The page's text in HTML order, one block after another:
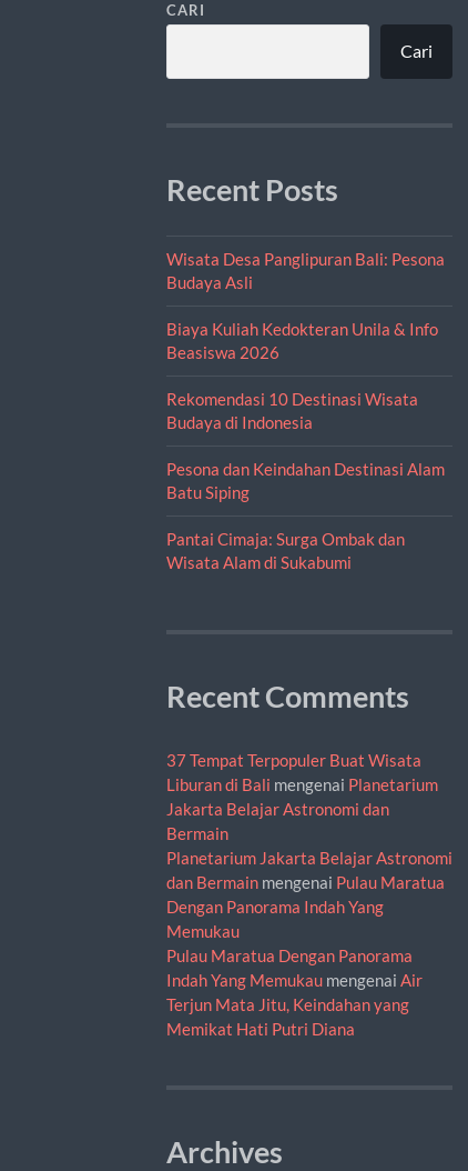
CARI
Cari
Recent Posts
Wisata Desa Panglipuran Bali: Pesona
Budaya Asli
Biaya Kuliah Kedokteran Unila & Info
Beasiswa 2026
Rekomendasi 10 Destinasi Wisata
Budaya di Indonesia
Pesona dan Keindahan Destinasi Alam
Batu Siping
Pantai Cimaja: Surga Ombak dan
Wisata Alam di Sukabumi
Recent Comments
37 Tempat Terpopuler Buat Wisata
Liburan di Bali mengenai Planetarium
Jakarta Belajar Astronomi dan
Bermain
Planetarium Jakarta Belajar Astronomi
dan Bermainmengenai Pulau Maratua
Dengan Panorama Indah Yang
Memukau
Pulau Maratua Dengan Panorama
Indah Yang Memukaumengenai Air
Terjun Mata Jitu, Keindahan yang
Memikat Hati Putri Diana
Archives